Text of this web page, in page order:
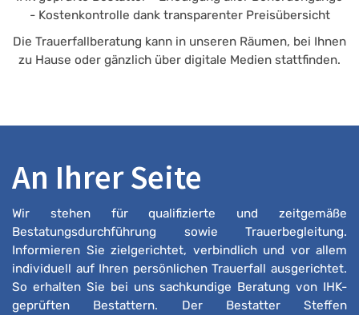
- Kostenkontrolle dank transparenter Preisübersicht
Die Trauerfallberatung kann in unseren Räumen, bei Ihnen
zu Hause oder gänzlich über digitale Medien stattfinden.
An Ihrer Seite
Wir stehen für qualifizierte und zeitgemäße
Bestatungsdurchführung sowie Trauerbegleitung.
Informieren Sie zielgerichtet, verbindlich und vor allem
individuell auf Ihren persönlichen Trauerfall ausgerichtet.
So erhalten Sie bei uns sachkundige Beratung von IHK-
geprüften Bestattern. Der Bestatter Steffen